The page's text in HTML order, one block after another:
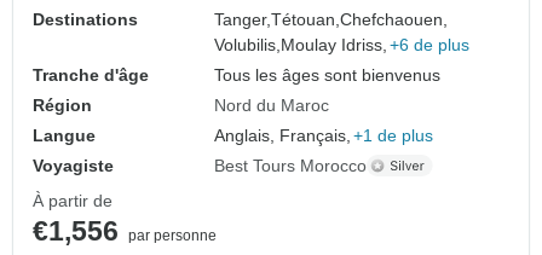
Destinations
Tanger,Tétouan,Chefchaouen,
Volubilis, Moulay Idriss, +6 de plus
Tranche d'âge
Tous les âges sont bienvenus
Région
Nord du Maroc
Langue
Anglais, Français, +1 de plus
Voyagiste
Best Tours Morocco
À partir de
€1,556
par personne